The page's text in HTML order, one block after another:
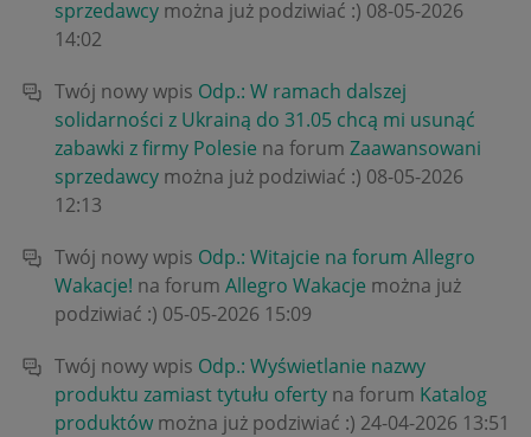
sprzedawcy można już podziwiać :) ‎08-05-2026
14:02
Twój nowy wpis Odp.: W ramach dalszej
solidarności z Ukrainą do 31.05 chcą mi usunąć
zabawki z firmy Polesie na forum Zaawansowani
sprzedawcy można już podziwiać :) ‎08-05-2026
12:13
Twój nowy wpis Odp.: Witajcie na forum Allegro
Wakacje! na forum Allegro Wakacje można już
podziwiać :) ‎05-05-2026 15:09
Twój nowy wpis Odp.: Wyświetlanie nazwy
produktu zamiast tytułu oferty na forum Katalog
produktów można już podziwiać :) ‎24-04-2026 13:51